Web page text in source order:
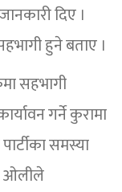
दिए ।
हुने बताए ।
सहभागी
गर्ने कुरामा
समस्या
ओलीले